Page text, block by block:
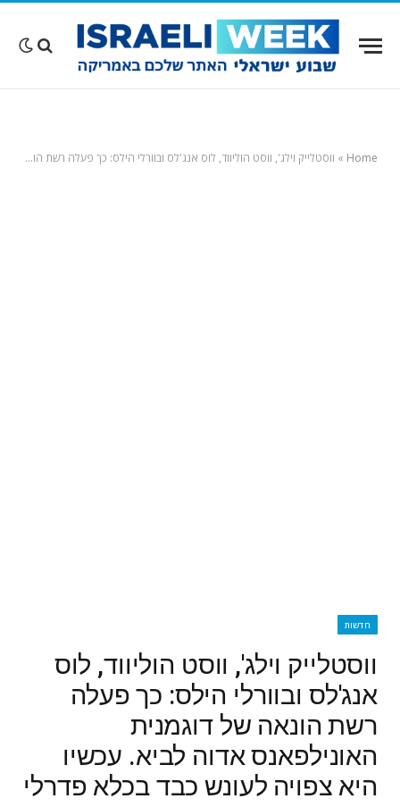
Home
» ווסטלייק וילג', ווסט הוליווד, לוס אנג'לס ובוורלי הילס: כך פעלה רשת הונאה של דוגמנית האונילפאנס אדוה לביא. עכשיו היא צפויה לעונש כבד בכלא פדרלי
חדשות
ווסטלייק וילג', ווסט הוליווד, לוס
אנג'לס ובוורלי הילס: כך פעלה
רשת הונאה של דוגמנית
האונילפאנס אדוה לביא. עכשיו
היא צפויה לעונש כבד בכלא פדרלי